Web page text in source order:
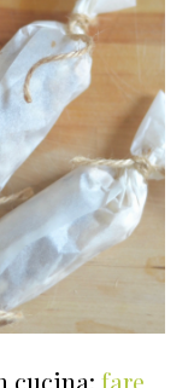
cucina: fare